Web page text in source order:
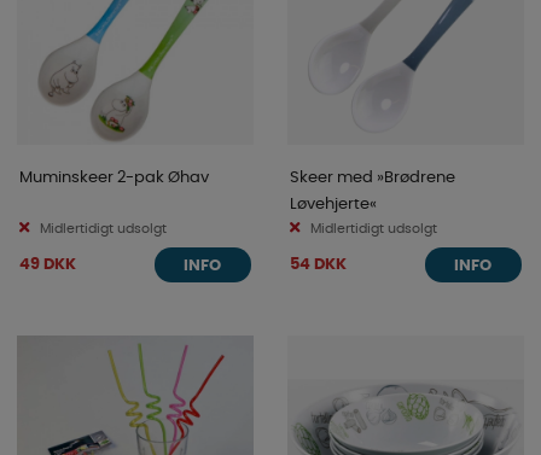
Muminskeer 2-pak Øhav
Midlertidigt udsolgt
49 DKK INFO
Skeer med »Brødrene
Løvehjerte«
Midlertidigt udsolgt
54 DKK INFO